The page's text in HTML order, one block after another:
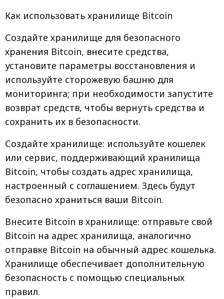
Как использовать хранилище Bitcoin
Создайте хранилище для безопасного
хранения Bitcoin, внесите средства,
установите параметры восстановления и
используйте сторожевую башню для
мониторинга; при необходимости запустите
возврат средств, чтобы вернуть средства и
сохранить их в безопасности.
Создайте хранилище: используйте кошелек
или сервис, поддерживающий хранилища
Bitcoin, чтобы создать адрес хранилища,
настроенный с соглашением. Здесь будут
безопасно храниться ваши Bitcoin.
Внесите Bitcoin в хранилище: отправьте свой
Bitcoin на адрес хранилища, аналогично
отправке Bitcoin на обычный адрес кошелька.
Хранилище обеспечивает дополнительную
безопасность с помощью специальных
правил.